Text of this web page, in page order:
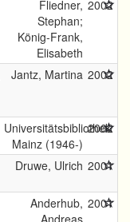
Fliedner,
Stephan;
König-Frank,
Elisabeth
2002
Jantz, Martina 2002
Universitätsbibliothek
Mainz (1946-)
2002
Druwe, Ulrich 2001
Anderhub, 2001